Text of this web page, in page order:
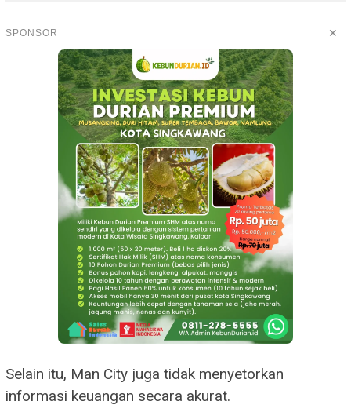
SPONSOR ✕
Selain itu, Man City juga tidak menyetorkan
informasi keuangan secara akurat.